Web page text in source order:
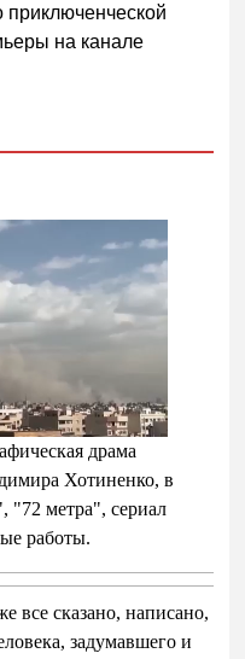
на канале
драма
Хотиненко, в
"72 метра", сериал
работы.
все сказано, написано,
задумавшего и